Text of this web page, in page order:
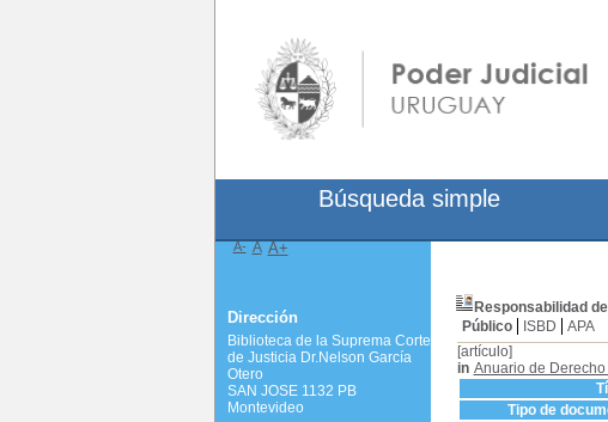
Responsabilidad
Público
ISBD
APA
[artículo]
in Anuario de Derecho
Tipo de
Búsqueda simple
A- A A+
Dirección
Biblioteca de la Suprema Corte
de Justicia Dr.Nelson García
Otero
SAN JOSE 1132 PB
Montevideo